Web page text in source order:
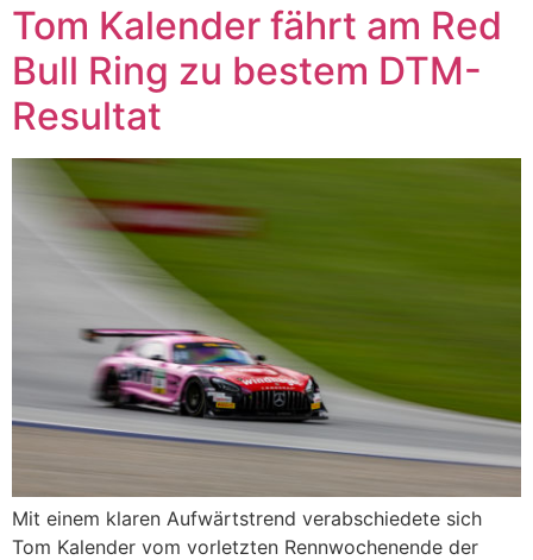
Tom Kalender fährt am Red
Bull Ring zu bestem DTM-
Resultat
Mit einem klaren Aufwärtstrend verabschiedete sich
Tom Kalender vom vorletzten Rennwochenende der